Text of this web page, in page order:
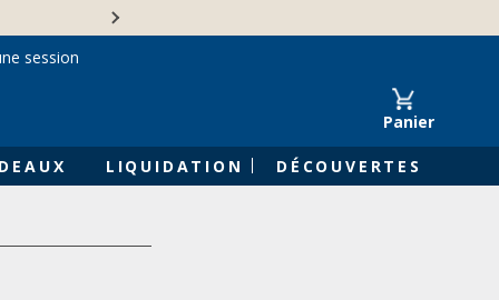
Panier
LIQUIDATION DÉCOUVERTES
session